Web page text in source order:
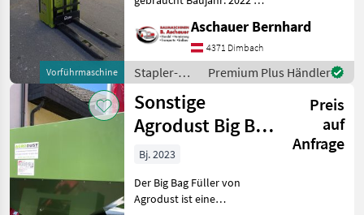
Vorführmaschine
Hubantrieb zur
kraftsparenden und
effizienten Handhabung
Batteriekapazität (V/Ah):
24/300 Br
Aschauer Bernhard
4371 Dimbach
Stapler-
und
Lagertechnik
/ Sonstige
Premium Plus Händler
Sonstige
Agrodust Big Bag
Füller
Preis
auf
Anfrage
Bj. 2023
Der Big Bag Füller von
Agrodust ist eine